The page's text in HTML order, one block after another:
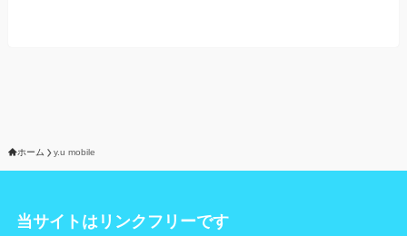
ホーム y.u mobile
当サイトはリンクフリーです